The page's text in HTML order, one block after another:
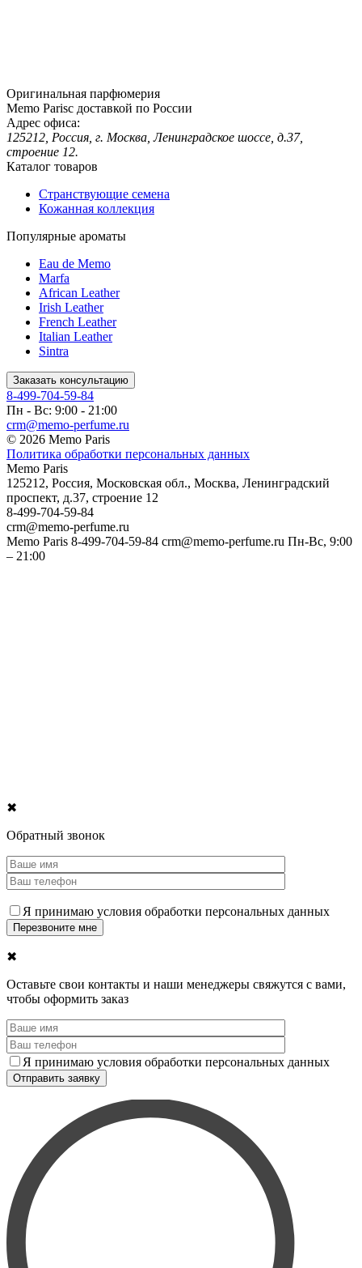
Оригинальная парфюмерия
Memo Parisс доставкой по России
Адрес офиса:
125212, Россия, г. Москва, Ленинградское шоссе, д.37,
строение 12.
Каталог товаров
Странствующие семена
Кожанная коллекция
Популярные ароматы
Eau de Memo
Marfa
African Leather
Irish Leather
French Leather
Italian Leather
Sintra
Заказать консультацию
8-499-704-59-84
Пн - Вс: 9:00 - 21:00
crm@memo-perfume.ru
© 2026 Memo Paris
Политика обработки персональных данных
Memo Paris
125212, Россия, Московская обл., Москва, Ленинградский
проспект, д.37, строение 12
8-499-704-59-84
crm@memo-perfume.ru
Memo Paris 8-499-704-59-84 crm@memo-perfume.ru Пн-Вс, 9:00
– 21:00
✖
Обратный звонок
Я принимаю условия обработки персональных данных
✖
Оставьте свои контакты и наши менеджеры свяжутся с вами,
чтобы оформить заказ
Я принимаю условия обработки персональных данных